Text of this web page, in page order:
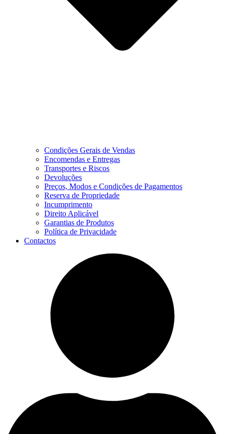
Condições Gerais de Vendas
Encomendas e Entregas
Transportes e Riscos
Devoluções
Preços, Modos e Condições de Pagamentos
Reserva de Propriedade
Incumprimento
Direito Aplicável
Garantias de Produtos
Política de Privacidade
Contactos